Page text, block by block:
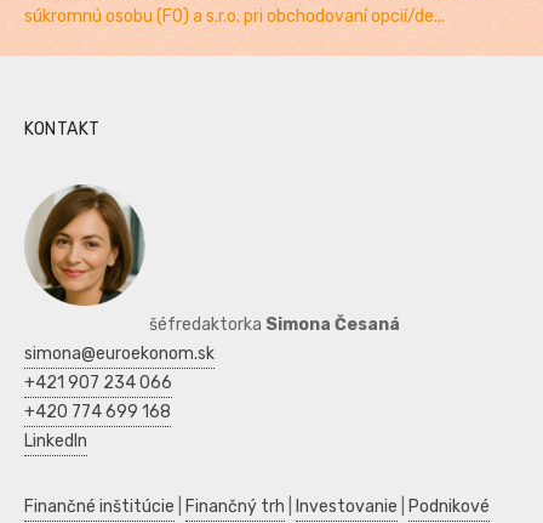
súkromnú osobu (FO) a s.r.o. pri obchodovaní opcií/de...
KONTAKT
šéfredaktorka Simona Česaná
simona@euroekonom.sk
+421 907 234 066
+420 774 699 168
LinkedIn
Finančné inštitúcie Finančný trh Investovanie
Podnikové